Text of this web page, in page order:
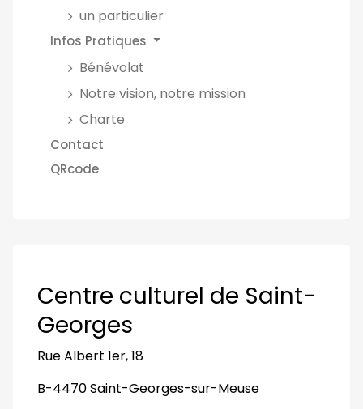
un particulier
Infos Pratiques
Bénévolat
Notre vision, notre mission
Charte
Contact
QRcode
Centre culturel de Saint-
Georges
Rue Albert 1er, 18
B-4470 Saint-Georges-sur-Meuse